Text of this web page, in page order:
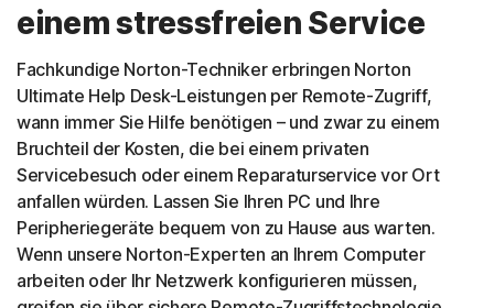
einem stressfreien Service
Fachkundige Norton-Techniker erbringen Norton
Ultimate Help Desk-Leistungen per Remote-Zugriff,
wann immer Sie Hilfe benötigen – und zwar zu einem
Bruchteil der Kosten, die bei einem privaten
Servicebesuch oder einem Reparaturservice vor Ort
anfallen würden. Lassen Sie Ihren PC und Ihre
Peripheriegeräte bequem von zu Hause aus warten.
Wenn unsere Norton-Experten an Ihrem Computer
arbeiten oder Ihr Netzwerk konfigurieren müssen,